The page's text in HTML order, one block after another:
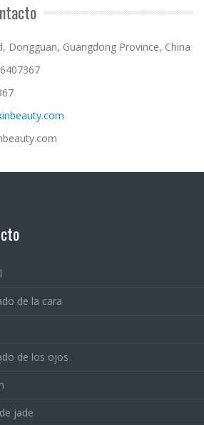
Dongguan, Guangdong Province, China
de la cara
de los ojos
jade